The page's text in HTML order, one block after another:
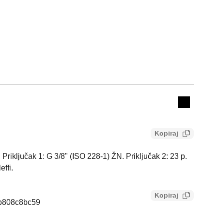
Collapse
Kopiraj
1: G 3/8" (ISO 228-1) ŽN. Priključak 2: 23 p.
Kopiraj